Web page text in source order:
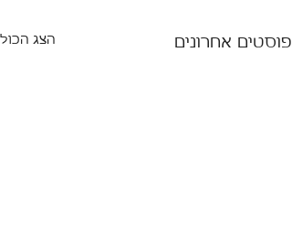
פוסטים אחרונים הצג הכול